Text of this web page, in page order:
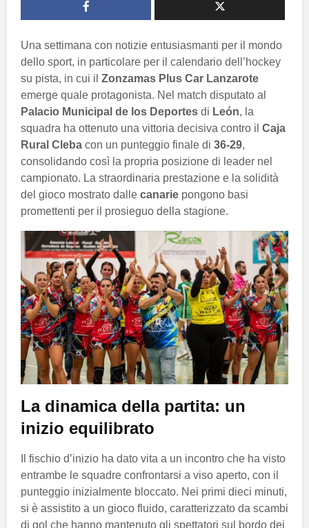
Una settimana con notizie entusiasmanti per il mondo
dello sport, in particolare per il calendario dell’hockey
su pista, in cui il Zonzamas Plus Car Lanzarote
emerge quale protagonista. Nel match disputato al
Palacio Municipal de los Deportes di León, la
squadra ha ottenuto una vittoria decisiva contro il Caja
Rural Cleba con un punteggio finale di 36-29,
consolidando così la propria posizione di leader nel
campionato. La straordinaria prestazione e la solidità
del gioco mostrato dalle canarie pongono basi
promettenti per il prosieguo della stagione.
La dinamica della partita: un
inizio equilibrato
Il fischio d’inizio ha dato vita a un incontro che ha visto
entrambe le squadre confrontarsi a viso aperto, con il
punteggio inizialmente bloccato. Nei primi dieci minuti,
si è assistito a un gioco fluido, caratterizzato da scambi
di gol che hanno mantenuto gli spettatori sul bordo dei